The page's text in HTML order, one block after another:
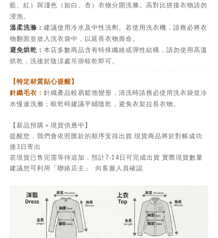
藍、紅）與淺色（如白、杏）衣物分開洗滌。高對比拼接衣物請勿
浸泡。
溫柔洗滌： 建議使用冷水及中性洗劑。若使用洗衣機，請務必將衣
物翻面並放入洗衣袋中，以延長衣物壽命。
避免烘乾： 本店多數商品含有特殊纖維或彈性結構，請勿使用高溫
烘乾，洗後於陰涼處吊掛晾乾即可。
【特定材質貼心提醒】
針織毛衣： 針織產品較易鬆弛變形，清洗時請務必使用洗衣袋並冷
水慢速洗滌；晾乾時建議平鋪陰乾，避免衣架拉長衣物。
【新品預購＋現貨供應中】
提醒您．我們會依照匯款的順序安排出貨 現貨商品將於對帳成功
後3日寄出
若現貨已售完需等待追加．預計7-14日可完成出貨 實際現貨數量
建議您可利用「聯絡店主」 向客服人員確認